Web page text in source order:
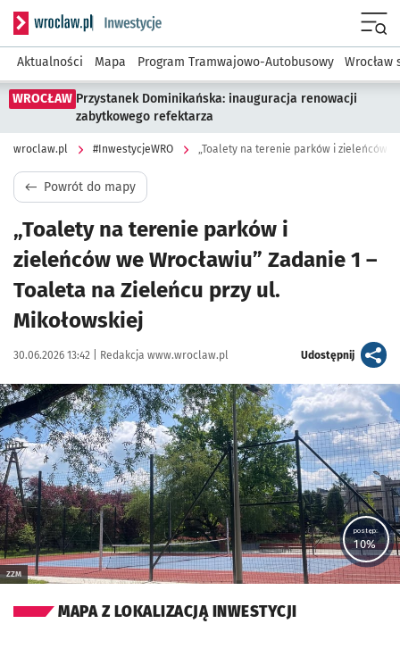
Serwis informacyjny wroclaw.pl podserwis:
Aktualności Mapa Program Tramwajowo-Autobusowy Wrocław
WROCŁAW Przystanek Dominikańska: inauguracja renowacji
zabytkowego refektarza
wroclaw.pl #InwestycjeWRO
Powrót do mapy
„Toalety na terenie parków i
zieleńców we Wrocławiu” Zadanie 1 –
Toaleta na Zieleńcu przy ul.
Mikołowskiej
Data publikacji:
30.06.2026 13:42 | Autor:
Redakcja www.wroclaw.pl Udostępnijartykuł
Kliknij, aby powiększyć
ZZM
postęp:
10%
MAPA Z LOKALIZACJĄ INWESTYCJI